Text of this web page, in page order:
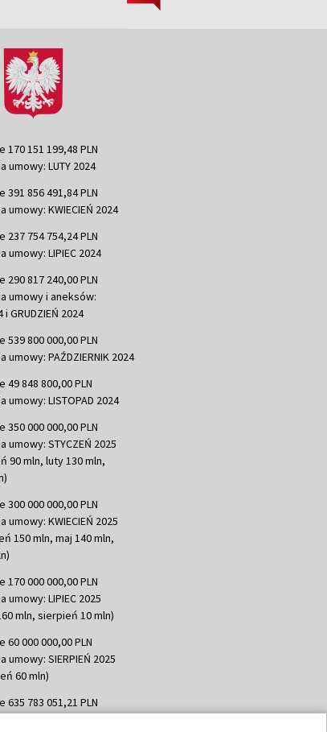
170 151 199,48 PLN
umowy: LUTY 2024
391 856 491,84 PLN
umowy: KWIECIEŃ 2024
237 754 754,24 PLN
umowy: LIPIEC 2024
290 817 240,00 PLN
umowy i aneksów:
i GRUDZIEŃ 2024
539 800 000,00 PLN
umowy: PAŹDZIERNIK 2024
49 848 800,00 PLN
umowy: LISTOPAD 2024
350 000 000,00 PLN
umowy: STYCZEŃ 2025
90 mln, luty 130 mln,
300 000 000,00 PLN
umowy: KWIECIEŃ 2025
150 mln, maj 140 mln,
170 000 000,00 PLN
umowy: LIPIEC 2025
mln, sierpień 10 mln)
60 000 000,00 PLN
umowy: SIERPIEŃ 2025
60 mln)
635 783 051,21 PLN